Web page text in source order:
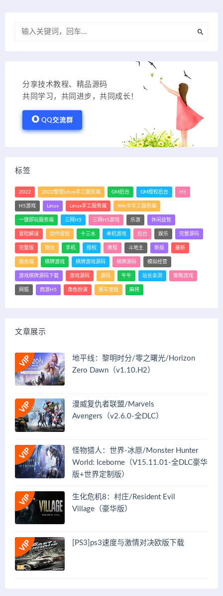
分享技术教程、精品源码
共同学习，共同进步，共同成长！
QQ交流群
标签
2022 2022整理Linux手工服务端 GM后台 GM授权后台 H5
H5游戏 Linux Linux手工服务端 Win半手工服务端
一键即玩服务端 三网H5 三网H5游戏 乐游 休闲益智
冒险解谜 动作冒险 十三水 单机游戏 后台 娱乐 完整源码
完整版 微信 手机 授权 教程 斗地主 新版 最新
服务端 棋牌游戏 棋牌游戏源码 棋牌源码 模拟经营
游戏棋牌源码下载 游戏源码 源码 牛牛 站长亲测 策略游戏
网狐 西游H5 角色扮演 赛车竞技 麻将
文章展示
地平线：黎明时分/零之曙光/Horizon
Zero Dawn（v1.10.H2）
漫威复仇者联盟/Marvels
Avengers（v2.6.0-全DLC）
怪物猎人：世界-冰原/Monster Hunter
World: Iceborne（V15.11.01-全DLC豪华
版+世界定制版）
生化危机8：村庄/Resident Evil
Village（豪华版）
[PS3]ps3速度与激情对决欧版下载